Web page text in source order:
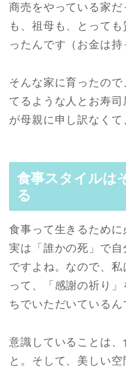
商売をやっている家
も、祖母も、とって
ったんです（お金は持
そんな家に育ったの
てるような人とお寿
が母親に申し訳なくて
食事スタイルは
る
食事って生きるために
実は「誰かの死」で
ですよね。なので、
って、「感謝の祈り
ちでいただいているん
意識していることは
と。そして、美しい